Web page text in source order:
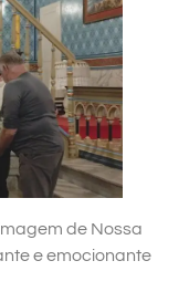
de Nossa
e emocionante